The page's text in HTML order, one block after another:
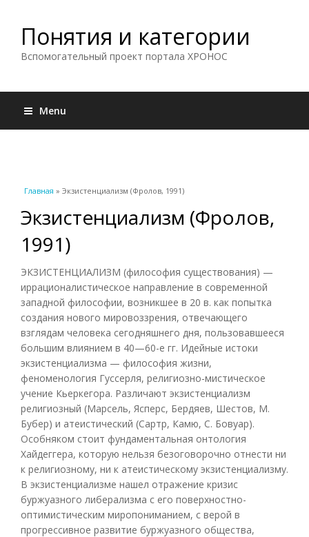
Понятия и категории
Вспомогательный проект портала ХРОНОС
Menu
Вы здесь
Главная » Экзистенциализм (Фролов, 1991)
Экзистенциализм (Фролов,
1991)
ЭКЗИСТЕНЦИАЛИЗМ (философия существования) —
иррационалистическое направление в современной
западной философии, возникшее в 20 в. как попытка
создания нового мировоззрения, отвечающего
взглядам человека сегодняшнего дня, пользовавшееся
большим влиянием в 40—60-е гг. Идейные истоки
экзистенциализма — философия жизни,
феноменология Гуссерля, религиозно-мистическое
учение Кьеркегора. Различают экзистенциализм
религиозный (Марсель, Ясперс, Бердяев, Шестов, М.
Бубер) и атеистический (Сартр, Камю, С. Бовуар).
Особняком стоит фундаментальная онтология
Хайдеггера, которую нельзя безоговорочно отнести ни
к религиозному, ни к атеистическому экзистенциализму.
В экзистенциализме нашел отражение кризис
буржуазного либерализма с его поверхностно-
оптимистическим миропониманием, с верой в
прогрессивное развитие буржуазного общества,